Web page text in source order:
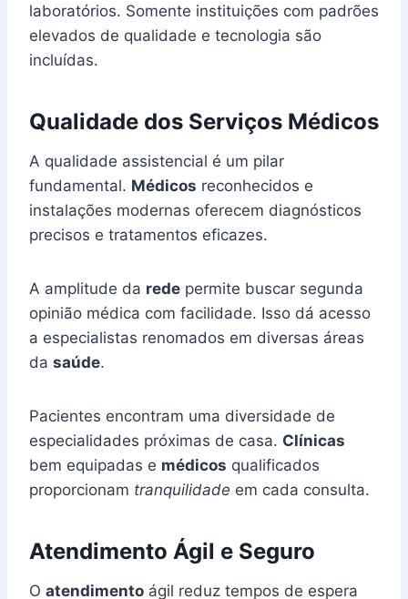
laboratórios. Somente instituições com padrões
elevados de qualidade e tecnologia são
incluídas.
Qualidade dos Serviços Médicos
A qualidade assistencial é um pilar
fundamental. Médicos reconhecidos e
instalações modernas oferecem diagnósticos
precisos e tratamentos eficazes.
A amplitude da rede permite buscar segunda
opinião médica com facilidade. Isso dá acesso
a especialistas renomados em diversas áreas
da saúde.
Pacientes encontram uma diversidade de
especialidades próximas de casa. Clínicas
bem equipadas e médicos qualificados
proporcionam tranquilidade em cada consulta.
Atendimento Ágil e Seguro
O atendimento ágil reduz tempos de espera